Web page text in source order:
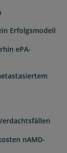
Erfolgsmodell
ePA-
nAMD-